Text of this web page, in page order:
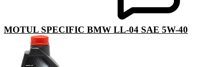
MOTUL SPECIFIС BMW LL-04 SAE 5W-40